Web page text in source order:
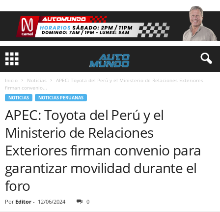
Inicio Noticias
APEC: Toyota del Perú y el Ministerio de Relaciones Exteriores
firman convenio...
NOTICIAS NOTICIAS PERUANAS
APEC: Toyota del Perú y el
Ministerio de Relaciones
Exteriores firman convenio para
garantizar movilidad durante el
foro
Por Editor - 12/06/2024 0